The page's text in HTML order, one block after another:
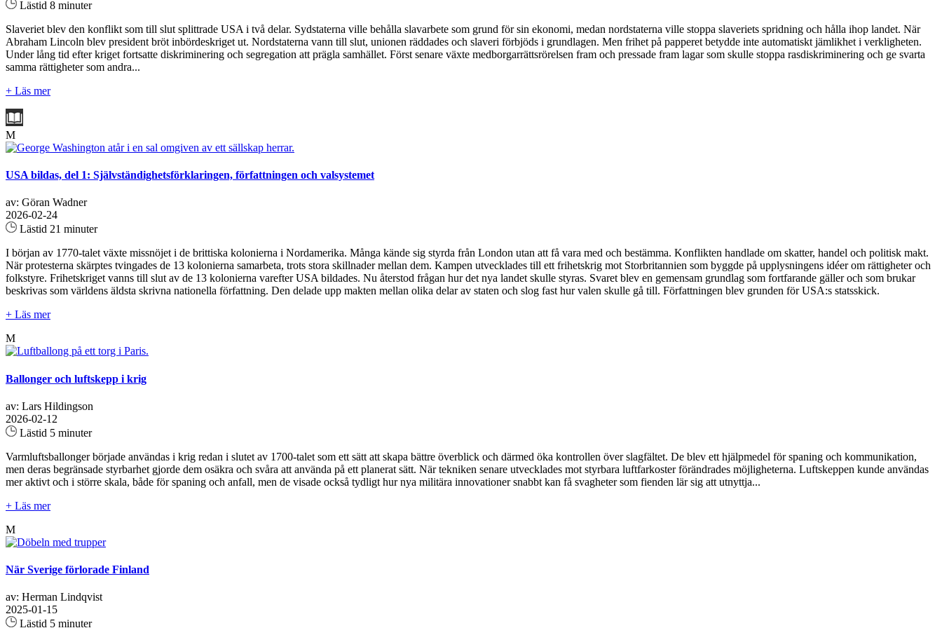
Lästid 8 minuter
Slaveriet blev den konflikt som till slut splittrade USA i två delar. Sydstaterna ville behålla slavarbete som grund för sin ekonomi, medan nordstaterna ville stoppa slaveriets spridning och hålla ihop landet. När
Abraham Lincoln blev president bröt inbördeskriget ut. Nordstaterna vann till slut, unionen räddades och slaveri förbjöds i grundlagen. Men frihet på papperet betydde inte automatiskt jämlikhet i verkligheten.
Under lång tid efter kriget fortsatte diskriminering och segregation att prägla samhället. Först senare växte medborgarrättsrörelsen fram och pressade fram lagar som skulle stoppa rasdiskriminering och ge svarta
samma rättigheter som andra...
+ Läs mer
M
USA bildas, del 1: Självständighetsförklaringen, författningen och valsystemet
av: Göran Wadner
2026-02-24
Lästid 21 minuter
I början av 1770-talet växte missnöjet i de brittiska kolonierna i Nordamerika. Många kände sig styrda från London utan att få vara med och bestämma. Konflikten handlade om skatter, handel och politisk makt.
När protesterna skärptes tvingades de 13 kolonierna samarbeta, trots stora skillnader mellan dem. Kampen utvecklades till ett frihetskrig mot Storbritannien som byggde på upplysningens idéer om rättigheter och
folkstyre. Frihetskriget vanns till slut av de 13 kolonierna varefter USA bildades. Nu återstod frågan hur det nya landet skulle styras. Svaret blev en gemensam grundlag som fortfarande gäller och som brukar
beskrivas som världens äldsta skrivna nationella författning. Den delade upp makten mellan olika delar av staten och slog fast hur valen skulle gå till. Författningen blev grunden för USA:s statsskick.
+ Läs mer
M
Ballonger och luftskepp i krig
av: Lars Hildingson
2026-02-12
Lästid 5 minuter
Varmluftsballonger började användas i krig redan i slutet av 1700-talet som ett sätt att skapa bättre överblick och därmed öka kontrollen över slagfältet. De blev ett hjälpmedel för spaning och kommunikation,
men deras begränsade styrbarhet gjorde dem osäkra och svåra att använda på ett planerat sätt. När tekniken senare utvecklades mot styrbara luftfarkoster förändrades möjligheterna. Luftskeppen kunde användas
mer aktivt och i större skala, både för spaning och anfall, men de visade också tydligt hur nya militära innovationer snabbt kan få svagheter som fienden lär sig att utnyttja...
+ Läs mer
M
När Sverige förlorade Finland
av: Herman Lindqvist
2025-01-15
Lästid 5 minuter